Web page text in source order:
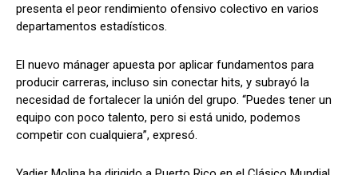
presenta el peor rendimiento ofensivo colectivo en varios
departamentos estadísticos.
El nuevo mánager apuesta por aplicar fundamentos para
producir carreras, incluso sin conectar hits, y subrayó la
necesidad de fortalecer la unión del grupo. “Puedes tener un
equipo con poco talento, pero si está unido, podemos
competir con cualquiera”, expresó.